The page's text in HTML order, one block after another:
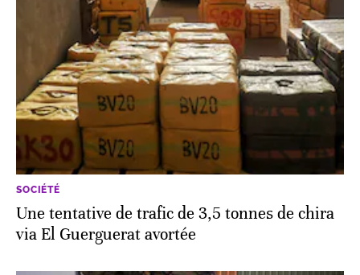
SOCIÉTÉ
Une tentative de trafic de 3,5 tonnes de chira
via El Guerguerat avortée